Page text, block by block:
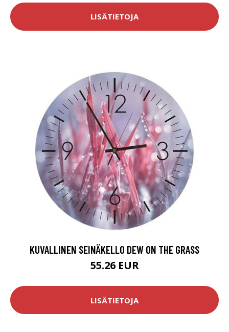
LISÄTIETOJA
KUVALLINEN SEINÄKELLO DEW ON THE GRASS
55.26 EUR
LISÄTIETOJA